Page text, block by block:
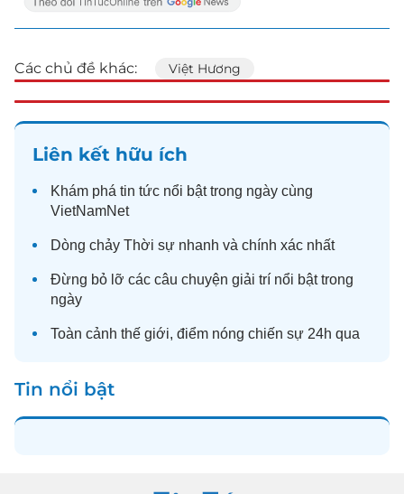
Các chủ đề khác: Việt Hương
Liên kết hữu ích
Khám phá tin tức nổi bật trong ngày cùng
VietNamNet
Dòng chảy Thời sự nhanh và chính xác nhất
Đừng bỏ lỡ các câu chuyện giải trí nổi bật trong
ngày
Toàn cảnh thế giới, điểm nóng chiến sự 24h qua
Tin nổi bật